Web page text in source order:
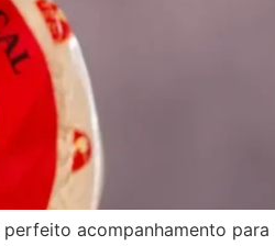
acompanhamento